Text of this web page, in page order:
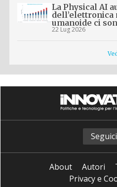
La Physical AI
dell’elettronica
umanoide ci
22 Lug 2026
Seguici
About Autori
Privacy e